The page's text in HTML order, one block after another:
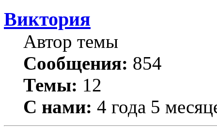
Виктория
Автор темы
Сообщения: 854
Темы: 12
С нами: 4 года 5